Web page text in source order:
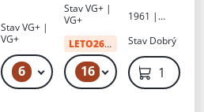
59 Kč – 69 Kč
StavVG+ |
VG+
6 499 Kč
StavVG+ |
VG+
LETO26od: 74 Kč
16 99 Kč – 199 Kč
o a
orchestru
1961 |
Stav Dobrý
119 Kč